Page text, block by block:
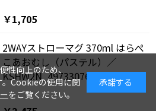
￥1,705
2WAYストローマグ 370ml はらぺ
こあおむし（パステル）／
KSHW2N_4973307637124
性向上のため、
Cookieの使用に関
をご覧ください。
承諾する